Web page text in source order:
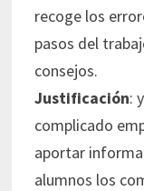
recoge los
pasos del
consejos.
Justificación:
complicado
aportar
alumnos los